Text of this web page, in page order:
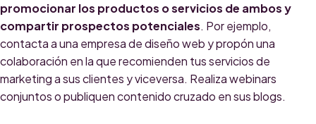
promocionar los productos o servicios de ambos y
compartir prospectos potenciales. Por ejemplo,
contacta a una empresa de diseño web y propón una
colaboración en la que recomienden tus servicios de
marketing a sus clientes y viceversa. Realiza webinars
conjuntos o publiquen contenido cruzado en sus blogs.